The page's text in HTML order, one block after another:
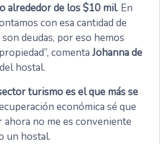
alrededor de los $10 mil. En
con esa cantidad de
deudas, por eso hemos
comenta Johanna de
hostal.
turismo es el que más se
económica sé que
ahora no me es conveniente
un hostal.